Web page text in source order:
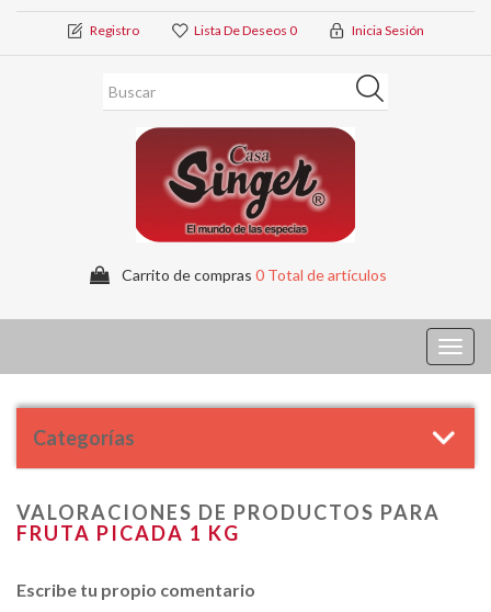
Registro Lista De Deseos 0 Inicia Sesión
Carrito de compras 0 Total de artículos
Categorías
VALORACIONES DE PRODUCTOS PARA
FRUTA PICADA 1 KG
Escribe tu propio comentario